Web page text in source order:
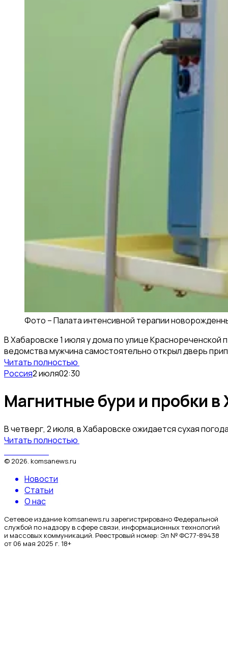
Фото –Палата интенсивной терапии
В Хабаровске 1 июля у дома по улице
ведомства мужчина самостоятельно открыл дверь
Читать полностью
Россия2 июля02:30
Магнитные бури и пробки
В четверг, 2 июля, в Хабаровске ожидается сухая
Читать полностью
© 2026 komsanews.ru
Новости
Статьи
О нас
Сетевое издание komsanews.ru зарегистрировано Федеральной
службой по надзору в сфере связи, информационных технологий
и массовых коммуникаций. Реестровый номер: Эл № ФС77-89438
от 06 мая 2025 г. 18+